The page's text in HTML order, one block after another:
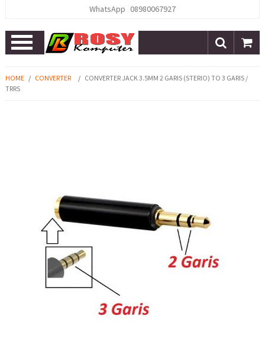
WhatsApp 08980067927
Open
Menu
HOME / CONVERTER / CONVERTER JACK 3.5MM 2 GARIS (STERIO) TO 3 GARIS /
TRRS